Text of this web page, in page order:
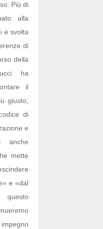
Più di
alla
è svolta
di
della
ha
il
giusto,
di
e
anche
mette
e «dal
questo